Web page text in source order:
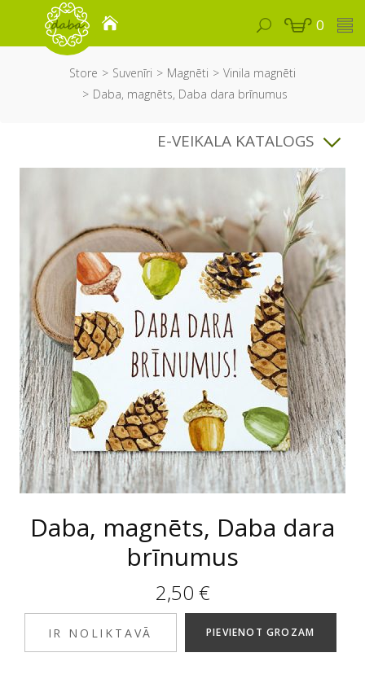
0
Store Suvenīri Magnēti
Vinila magnēti
Daba, magnēts, Daba dara brīnumus
E-VEIKALA KATALOGS
Daba, magnēts, Daba dara
brīnumus
2,50 €
IR NOLIKTAVĀ PIEVIENOT GROZAM